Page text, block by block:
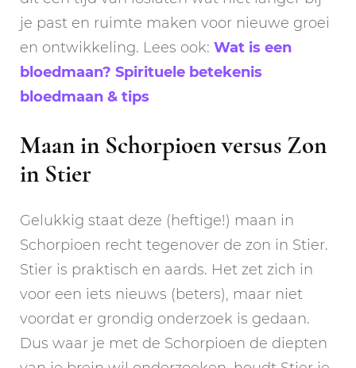
je past en ruimte maken voor nieuwe groei
en ontwikkeling. Lees ook: Wat is een
bloedmaan? Spirituele betekenis
bloedmaan & tips
Maan in Schorpioen versus Zon
in Stier
Gelukkig staat deze (heftige!) maan in
Schorpioen recht tegenover de zon in Stier.
Stier is praktisch en aards. Het zet zich in
voor een iets nieuws (beters), maar niet
voordat er grondig onderzoek is gedaan.
Dus waar je met de Schorpioen de diepten